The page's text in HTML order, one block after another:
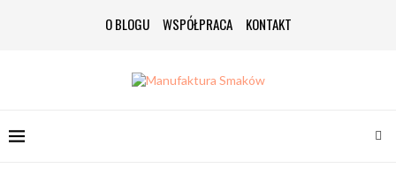
O BLOGU WSPÓŁPRACA KONTAKT